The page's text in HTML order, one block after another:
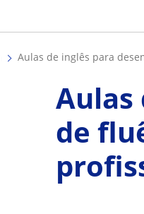
aulas de inglês para
Aulas
de